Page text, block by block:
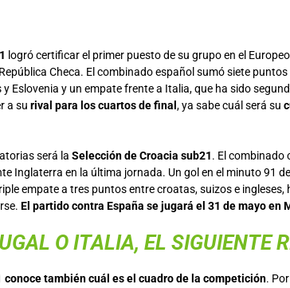
logró certificar el primer puesto de su grupo en el
Checa. El combinado español sumó siete
Eslovenia y un empate frente a Italia, que ha sido
a su rival para los cuartos de final , ya sabe cuál será su
será la Selección de Croacia sub21. El combinado
Inglaterra en la última jornada. Un gol en el minuto 91 de
empate a tres puntos entre croatas, suizos e
El partido contra España se jugará el 31 de mayo en
O ITALIA, EL SIGUIENTE
conoce también cuál es el cuadro de la competición.